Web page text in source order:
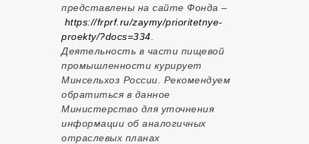
представлены на сайте Фонда –
https://frprf.ru/zaymy/prioritetnye-
proekty/?docs=334
Деятельность в части пищевой
промышленности курирует
Минсельхоз России. Рекомендуем
обратиться в данное
Министерство для уточнения
информации об аналогичных
отраслевых планах